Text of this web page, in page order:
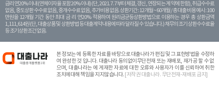
금리 연20% 이내 (연체이자율 포함 20% 이내) (단, 2021. 7. 7부터 체결, 갱신, 연장되는 계 약에 한함), 취급수수료
없음, 중도상환 수수료 없음, 중개수수료 없음, 추가비용 없음. 상환기간 : 12개월 ~ 60개월 / 총 대출 비용 예시 : 100
만원을 12개월 기간 동안 최대 금 리 연20% 적용하여 원리금균등상환방법으로 이용하는 경우 총 상환금액
1,111,614원 (단, 대출상품 및 상환방법 등 대출계약 내용에 따라 달라질 수 있습니다.) 채무의 조기 상환수수료율
등 조기상환조건 없음.
본 정보는에 등록한 자료를 바탕으로 대출나라가 편집 및 그 표현방법을 수정하
여 완성한 것 입니다. 대출나라 동의없이무단전재 또는 재배포, 재가공 할 수 없
으며, 대출나라는 에 게재한 자료에 대한 오류와 사용자가 이를 신뢰하여 취한
조치에대해 책임을 지지않습니다. [저작권 대출나라. 무단전재-재배포 금지]